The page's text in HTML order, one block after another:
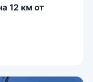
12 км от